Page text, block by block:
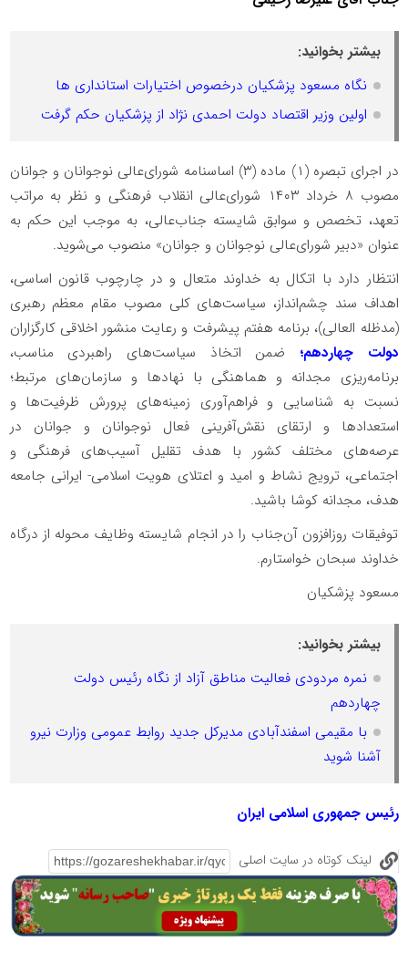
بیشتر بخوانید:
نگاه مسعود پزشکیان درخصوص اختیارات استانداری ها
اولین وزیر اقتصاد دولت احمدی نژاد از پزشکیان حکم گرفت
در اجرای تبصره (۱) ماده (۳) اساسنامه شورای‌عالی نوجوانان و جوانان
مصوب ۸ خرداد ۱۴۰۳ شورای‌عالی انقلاب فرهنگی و نظر به مراتب
تعهد، تخصص و سوابق شایسته جناب‌عالی، به موجب این حکم به
عنوان «دبیر شورای‌عالی نوجوانان و جوانان» منصوب می‌شوید.
انتظار دارد با اتکال به خداوند متعال و در چارچوب قانون اساسی،
اهداف سند چشم‌انداز، سیاست‌های کلی مصوب مقام معظم رهبری
(مدظله العالی)، برنامه هفتم پیشرفت و رعایت منشور اخلاقی کارگزاران
دولت چهاردهم؛ ضمن اتخاذ سیاست‌های راهبردی مناسب،
برنامه‌ریزی مجدانه و هماهنگی با نهادها و سازمان‌های مرتبط؛
نسبت به شناسایی و فراهم‌آوری زمینه‌های پرورش ظرفیت‌ها و
استعدادها و ارتقای نقش‌آفرینی فعال نوجوانان و جوانان در
عرصه‌های مختلف کشور با هدف تقلیل آسیب‌های فرهنگی و
اجتماعی، ترویج نشاط و امید و اعتلای هویت اسلامی- ایرانی جامعه
هدف، مجدانه کوشا باشید.
توفیقات روزافزون آن‌جناب را در انجام شایسته وظایف محوله از درگاه
خداوند سبحان خواستارم.
مسعود پزشکیان
بیشتر بخوانید:
نمره مردودی فعالیت مناطق آزاد از نگاه رئیس دولت
چهاردهم
با مقیمی اسفندآبادی مدیرکل جدید روابط عمومی وزارت نیرو
آشنا شوید
رئیس جمهوری اسلامی ایران
لینک کوتاه در سایت اصلی